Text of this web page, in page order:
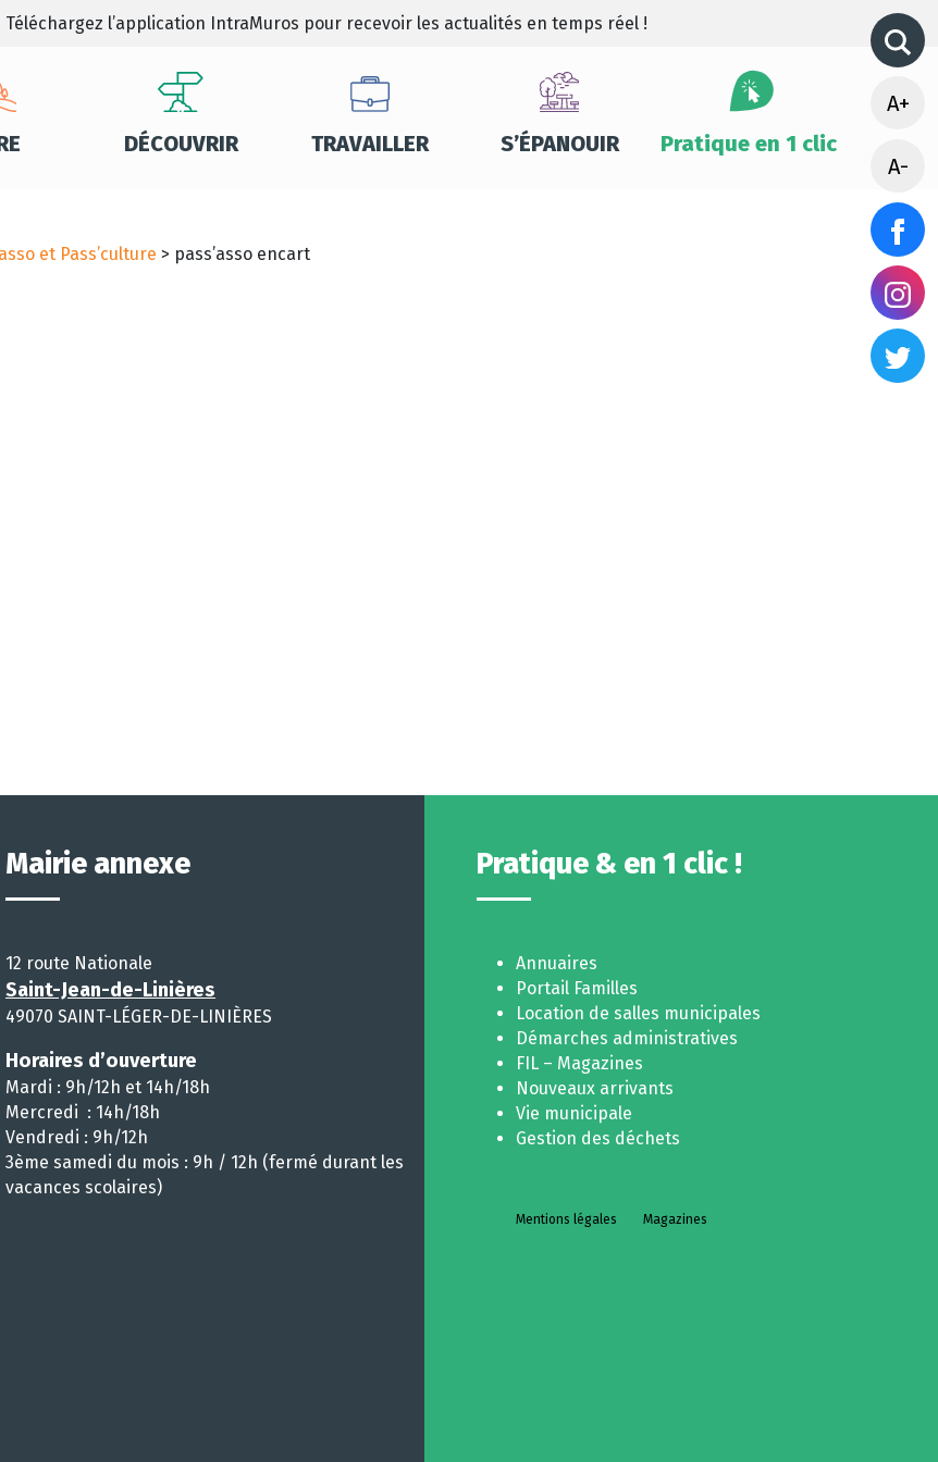
Téléchargez l’application IntraMuros pour recevoir les actualités en temps réel !
DÉCOUVRIR TRAVAILLER S’ÉPANOUIR Pratique en 1 clic
A+
A-
et Pass’culture > pass’asso encart
Mairie annexe
12 route Nationale
Saint-Jean-de-Linières
49070 SAINT-LÉGER-DE-LINIÈRES
Horaires d’ouverture
Mardi : 9h/12h et 14h/18h
Mercredi : 14h/18h
Vendredi : 9h/12h
3ème samedi du mois : 9h / 12h (fermé durant les
vacances scolaires)
Pratique & en 1 clic !
Annuaires
Portail Familles
Location de salles municipales
Démarches administratives
FIL – Magazines
Nouveaux arrivants
Vie municipale
Gestion des déchets
Mentions légales Magazines